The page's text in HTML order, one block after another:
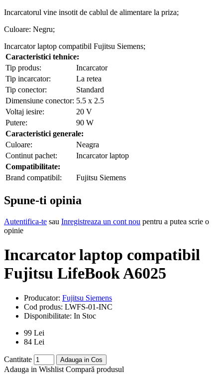
Incarcatorul vine insotit de cablul de alimentare la priza;
Culoare: Negru;
Incarcator laptop compatibil Fujitsu Siemens;
Caracteristici tehnice:
Tip produs:
Incarcator
Tip incarcator:
La retea
Tip conector:
Standard
Dimensiune conector: 5.5 x 2.5
Voltaj iesire:
20 V
Putere:
90 W
Caracteristici generale:
Culoare:
Neagra
Continut pachet:
Incarcator laptop
Compatibilitate:
Brand compatibil:
Fujitsu Siemens
Spune-ti opinia
Autentifica-te sau Inregistreaza un cont nou pentru a putea scrie o
opinie
Incarcator laptop compatibil
Fujitsu LifeBook A6025
Producator: Fujitsu Siemens
Cod produs: LWFS-01-INC
Disponibilitate: In Stoc
99 Lei
84 Lei
Cantitate Adauga in Cos
Adauga in Wishlist Compară produsul